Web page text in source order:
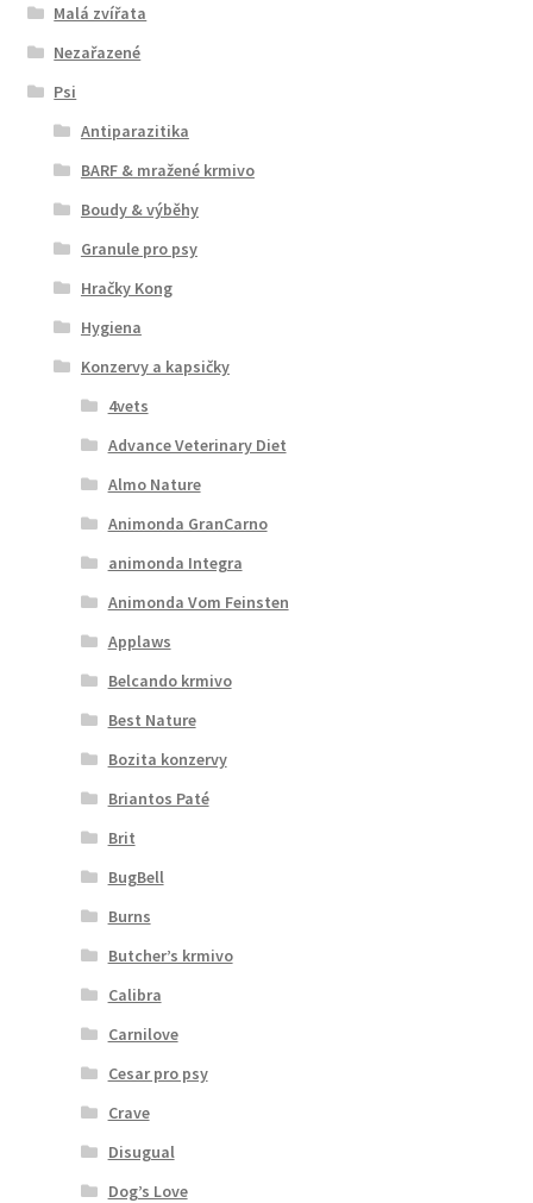
Malá zvířata
Nezařazené
Psi
Antiparazitika
BARF & mražené krmivo
Boudy & výběhy
Granule pro psy
Hračky Kong
Hygiena
Konzervy a kapsičky
4vets
Advance Veterinary Diet
Almo Nature
Animonda GranCarno
animonda Integra
Animonda Vom Feinsten
Applaws
Belcando krmivo
Best Nature
Bozita konzervy
Briantos Paté
Brit
BugBell
Burns
Butcher’s krmivo
Calibra
Carnilove
Cesar pro psy
Crave
Disugual
Dog’s Love